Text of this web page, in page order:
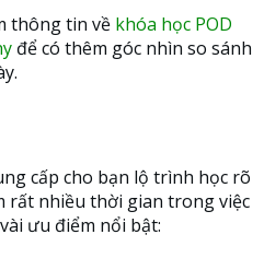
thông tin về khóa học POD
để có thêm góc nhìn so sánh
cấp cho bạn lộ trình học rõ
rất nhiều thời gian trong việc
ưu điểm nổi bật: